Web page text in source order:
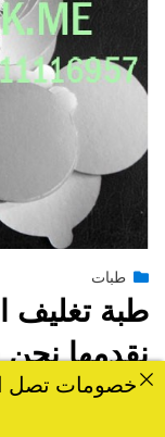
engmansyPosted
يونيو 27, 2015
طبات
طبة تغليف
نقدمها
للصناعات